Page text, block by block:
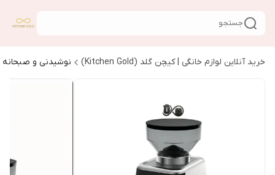
جستجو
خرید آنلاین لوازم خانگی | کیچن گلد (Kitchen Gold) نوشیدنی و صبحانه